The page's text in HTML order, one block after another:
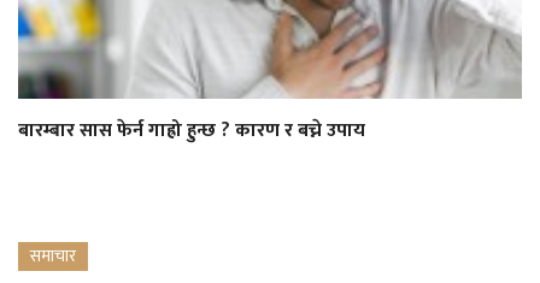
बारम्बार सास फेर्न गाह्रो हुन्छ ? कारण र बच्ने उपाय
समाचार